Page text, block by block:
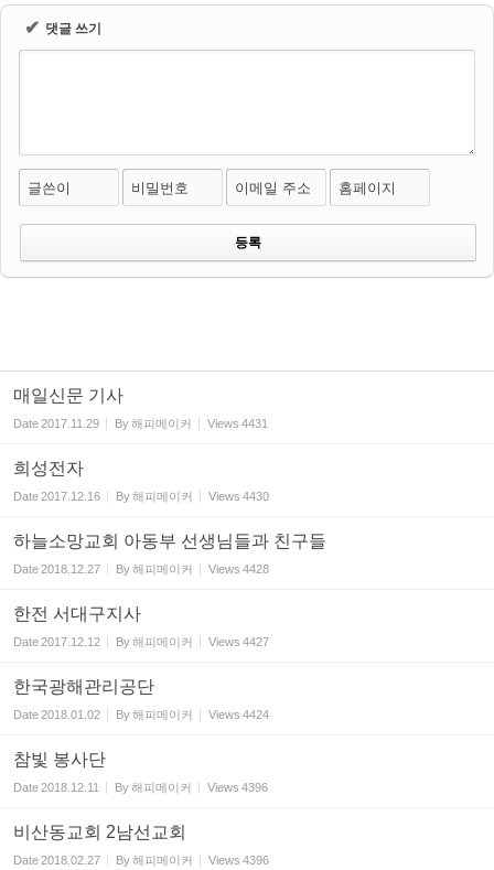
✔ 댓글 쓰기
글쓴이 비밀번호 이메일 주소 홈페이지
매일신문 기사
Date2017.11.29 By해피메이커 Views 4431
희성전자
Date2017.12.16 By해피메이커 Views 4430
하늘소망교회 아동부 선생님들과 친구들
Date2018.12.27 By해피메이커 Views 4428
한전 서대구지사
Date2017.12.12 By해피메이커 Views 4427
한국광해관리공단
Date2018.01.02 By해피메이커 Views 4424
참빛 봉사단
Date2018.12.11 By해피메이커 Views 4396
비산동교회 2남선교회
Date2018.02.27 By해피메이커 Views 4396